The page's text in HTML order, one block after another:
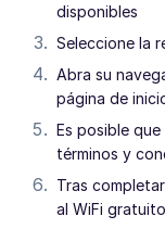
disponibles
Seleccione la
Abra su
página de
Es posible
términos y
Tras
al WiFi gratuito